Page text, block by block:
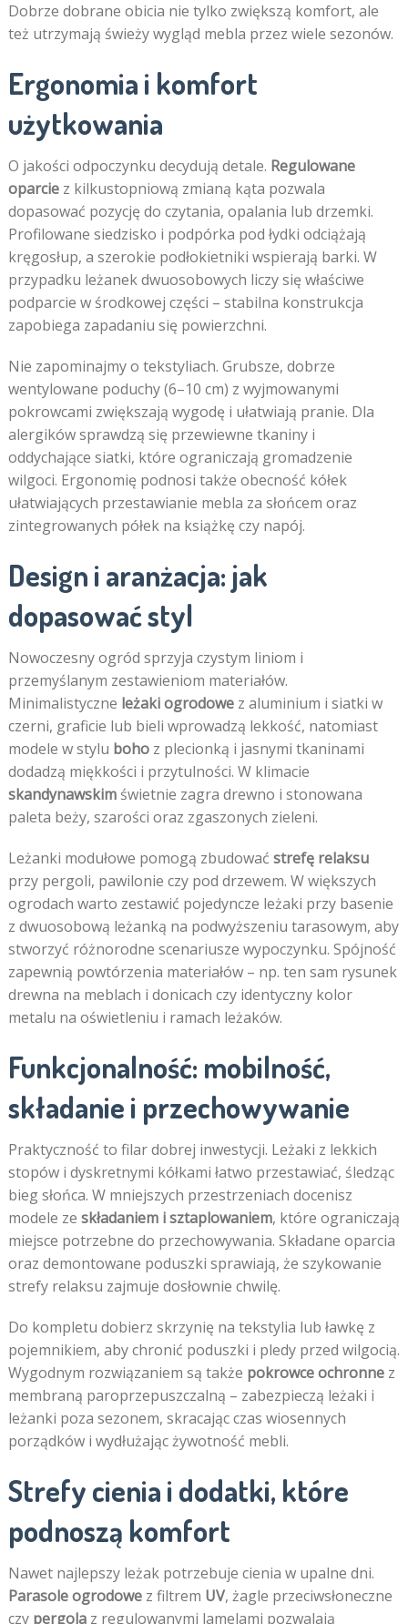
Dobrze dobrane obicia nie tylko zwiększą komfort, ale
też utrzymają świeży wygląd mebla przez wiele sezonów.
Ergonomia i komfort
użytkowania
O jakości odpoczynku decydują detale. Regulowane
oparciez kilkustopniową zmianą kąta pozwala
dopasować pozycję do czytania, opalania lub drzemki.
Profilowane siedzisko i podpórka pod łydki odciążają
kręgosłup, a szerokie podłokietniki wspierają barki. W
przypadku leżanek dwuosobowych liczy się właściwe
podparcie w środkowej części – stabilna konstrukcja
zapobiega zapadaniu się powierzchni.
Nie zapominajmy o tekstyliach. Grubsze, dobrze
wentylowane poduchy (6–10 cm) z wyjmowanymi
pokrowcami zwiększają wygodę i ułatwiają pranie. Dla
alergików sprawdzą się przewiewne tkaniny i
oddychające siatki, które ograniczają gromadzenie
wilgoci. Ergonomię podnosi także obecność kółek
ułatwiających przestawianie mebla za słońcem oraz
zintegrowanych półek na książkę czy napój.
Design i aranżacja: jak
dopasować styl
Nowoczesny ogród sprzyja czystym liniom i
przemyślanym zestawieniom materiałów.
Minimalistyczne leżaki ogrodowez aluminium i siatki w
czerni, graficie lub bieli wprowadzą lekkość, natomiast
modele w stylu bohoz plecionką i jasnymi tkaninami
dodadzą miękkości i przytulności. W klimacie
skandynawskimświetnie zagra drewno i stonowana
paleta beży, szarości oraz zgaszonych zieleni.
Leżanki modułowe pomogą zbudować strefę relaksu
przy pergoli, pawilonie czy pod drzewem. W większych
ogrodach warto zestawić pojedyncze leżaki przy basenie
z dwuosobową leżanką na podwyższeniu tarasowym, aby
stworzyć różnorodne scenariusze wypoczynku. Spójność
zapewnią powtórzenia materiałów – np. ten sam rysunek
drewna na meblach i donicach czy identyczny kolor
metalu na oświetleniu i ramach leżaków.
Funkcjonalność: mobilność,
składanie i przechowywanie
Praktyczność to filar dobrej inwestycji. Leżaki z lekkich
stopów i dyskretnymi kółkami łatwo przestawiać, śledząc
bieg słońca. W mniejszych przestrzeniach docenisz
modele ze składaniem i sztaplowaniem, które ograniczają
miejsce potrzebne do przechowywania. Składane oparcia
oraz demontowane poduszki sprawiają, że szykowanie
strefy relaksu zajmuje dosłownie chwilę.
Do kompletu dobierz skrzynię na tekstylia lub ławkę z
pojemnikiem, aby chronić poduszki i pledy przed wilgocią.
Wygodnym rozwiązaniem są także pokrowce ochronnez
membraną paroprzepuszczalną – zabezpieczą leżaki i
leżanki poza sezonem, skracając czas wiosennych
porządków i wydłużając żywotność mebli.
Strefy cienia i dodatki, które
podnoszą komfort
Nawet najlepszy leżak potrzebuje cienia w upalne dni.
Parasole ogrodowez filtrem UV, żagle przeciwsłoneczne
czy pergolaz regulowanymi lamelami pozwalają